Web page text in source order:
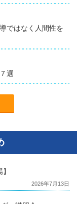
ではなく人間性を
選
2026年7月13日